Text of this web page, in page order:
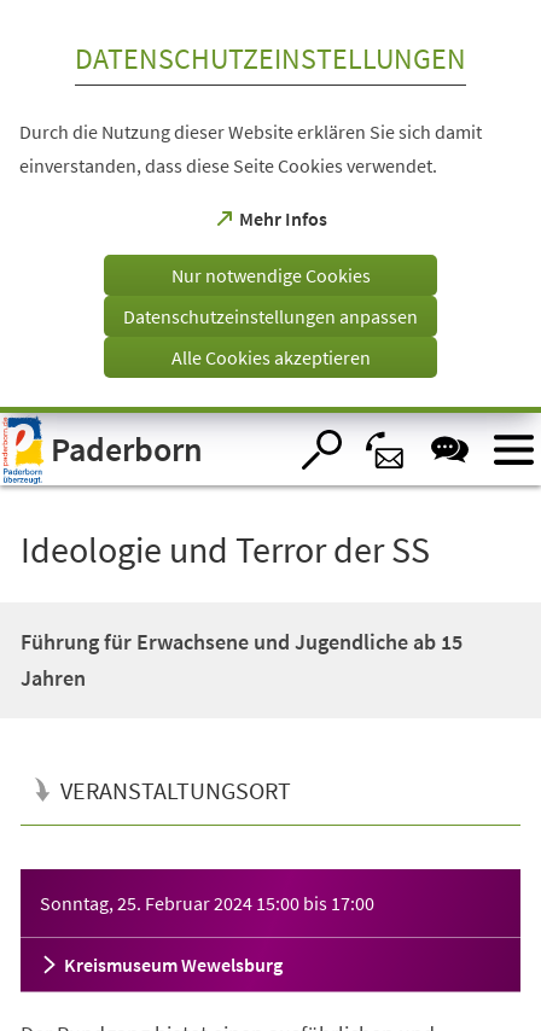
Visuelle
Assistenzsoftware
öffnen.
DATENSCHUTZEINSTELLUNGEN
Durch die Nutzung dieser Website erklären Sie sich damit
einverstanden, dass diese Seite Cookies verwendet.
Mehr Infos
(Öffnet
einem
Tab)
Nur notwendige Cookies
Datenschutzeinstellungen anpassen
Alle Cookies akzeptieren
Paderborn
Ideologie und Terror der SS
Führung für Erwachsene und Jugendliche ab 15
Jahren
VERANSTALTUNGSORT
Sonntag, 25. Februar 2024 15:00 bis 17:00
Kreismuseum Wewelsburg